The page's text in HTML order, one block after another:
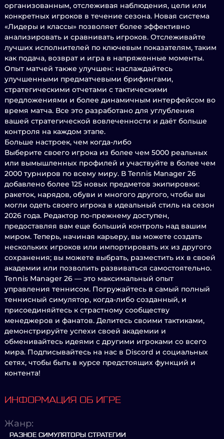
организованным, отслеживая наблюдения, цели или
конкретных игроков в течение сезона. Новая система
«Лидеры и классы» позволяет более эффективно
анализировать и сравнивать игроков. Отслеживайте
лучших исполнителей по ключевым показателям, таким
как подача, возврат и игра в напряженные моменты.
Опыт матчей также улучшен: наслаждайтесь
улучшенными предматчевыми брифингами,
стратегическими отчетами с тактическими
предложениями и более динамичным интерфейсом во
время матча. Все это разработано для углубления
вашей стратегической вовлеченности и даёт больше
контроля на каждом этапе.
Больше настроек, чем когда-либо
Выберите своего игрока из более чем 5000 реальных
или вымышленных профилей и участвуйте в более чем
2000 турниров по всему миру. В Tennis Manager 26
добавлено более 125 новых предметов экипировки:
ракеток, нарядов, обуви и многого другого, чтобы вы
могли одеть своего игрока в идеальный стиль на сезон
2026 года. Редактор по-прежнему доступен,
предоставляя вам еще больший контроль над вашим
миром. Теперь, начиная карьеру, вы можете создать
нескольких игроков или импортировать их из другого
сохранения; вы можете выбрать, разместить их в своей
академии или позволить развиваться самостоятельно.
Tennis Manager 26 — это максимальный опыт
управления теннисом. Погружайтесь в самый полный
теннисный симулятор, когда-либо созданный, и
присоединяйтесь к страстному сообществу
менеджеров и фанатов. Делитесь своими тактиками,
демонстрируйте успехи своей академии и
обменивайтесь идеями с другими игроками со всего
мира. Подписывайтесь на нас в Discord и социальных
сетях, чтобы быть в курсе предстоящих функций и
контента!
ИНФОРМАЦИЯ ОБ ИГРЕ
Жанр:
РАЗНОЕ СИМУЛЯТОРЫ СТРАТЕГИИ